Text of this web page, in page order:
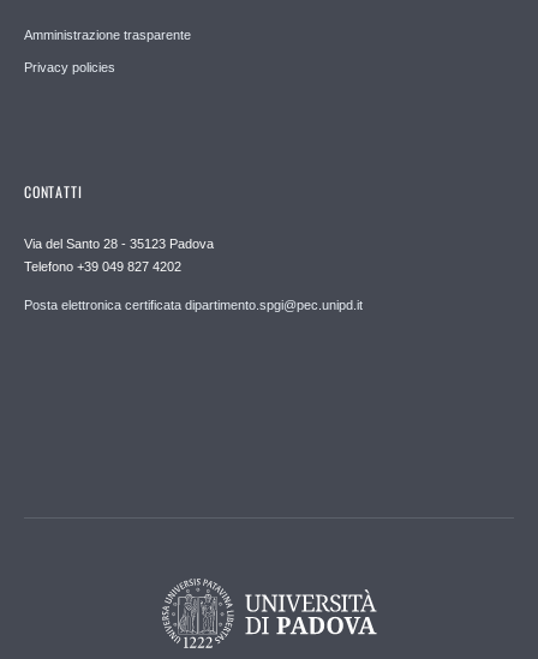
Amministrazione trasparente
Privacy policies
CONTATTI
Via del Santo 28 - 35123 Padova
Telefono +39 049 827 4202
Posta elettronica certificata dipartimento.spgi@pec.unipd.it